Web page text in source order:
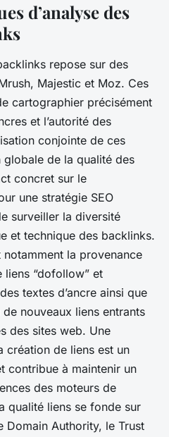
d’analyse des
repose sur des
Majestic et Moz. Ces
cartographier précisément
et l’autorité des
conjointe de ces
de la qualité des
concret sur le
une stratégie SEO
surveiller la diversité
et technique des backlinks.
notamment la provenance
liens “dofollow” et
textes d’ancre ainsi que
nouveaux liens entrants
des sites web. Une
création de liens est un
contribue à maintenir un
des moteurs de
qualité liens se fonde sur
Domain Authority, le Trust